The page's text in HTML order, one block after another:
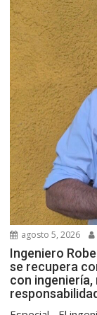
agosto 5, 2026
Ingeniero
se recupera
con